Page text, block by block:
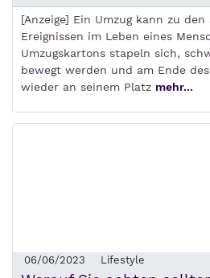
[Anzeige] Ein Umzug kann zu den
Ereignissen im Leben eines
Umzugskartons stapeln sich,
bewegt werden und am Ende des
wieder an seinem Platz mehr...
06/06/2023 Lifestyle